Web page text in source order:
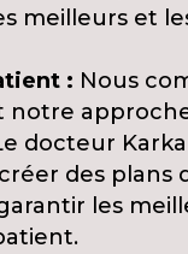
meilleurs et
: Nous
notre
docteur
des plans
les